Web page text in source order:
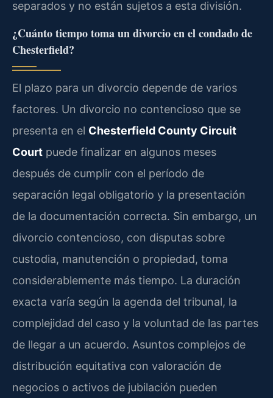
separados y no están sujetos a esta división.
¿Cuánto tiempo toma un divorcio en el condado de
Chesterfield?
El plazo para un divorcio depende de varios
factores. Un divorcio no contencioso que se
presenta en el Chesterfield County Circuit
Court puede finalizar en algunos meses
después de cumplir con el período de
separación legal obligatorio y la presentación
de la documentación correcta. Sin embargo, un
divorcio contencioso, con disputas sobre
custodia, manutención o propiedad, toma
considerablemente más tiempo. La duración
exacta varía según la agenda del tribunal, la
complejidad del caso y la voluntad de las partes
de llegar a un acuerdo. Asuntos complejos de
distribución equitativa con valoración de
negocios o activos de jubilación pueden